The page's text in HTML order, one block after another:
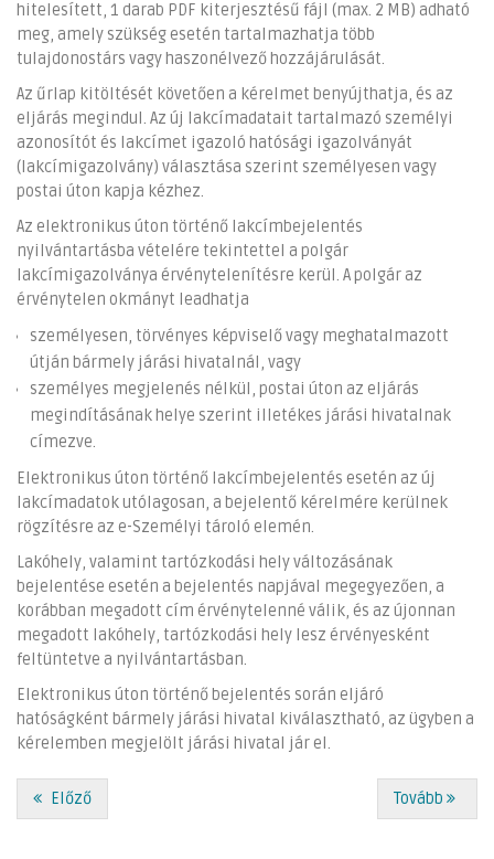
hitelesített, 1 darab PDF kiterjesztésű fájl (max. 2 MB) adható
meg, amely szükség esetén tartalmazhatja több
tulajdonostárs vagy haszonélvező hozzájárulását.
Az űrlap kitöltését követően a kérelmet benyújthatja, és az
eljárás megindul. Az új lakcímadatait tartalmazó személyi
azonosítót és lakcímet igazoló hatósági igazolványát
(lakcímigazolvány) választása szerint személyesen vagy
postai úton kapja kézhez.
Az elektronikus úton történő lakcímbejelentés
nyilvántartásba vételére tekintettel a polgár
lakcímigazolványa érvénytelenítésre kerül. A polgár az
érvénytelen okmányt leadhatja
személyesen, törvényes képviselő vagy meghatalmazott
útján bármely járási hivatalnál, vagy
személyes megjelenés nélkül, postai úton az eljárás
megindításának helye szerint illetékes járási hivatalnak
címezve.
Elektronikus úton történő lakcímbejelentés esetén az új
lakcímadatok utólagosan, a bejelentő kérelmére kerülnek
rögzítésre az e-Személyi tároló elemén.
Lakóhely, valamint tartózkodási hely változásának
bejelentése esetén a bejelentés napjával megegyezően, a
korábban megadott cím érvénytelenné válik, és az újonnan
megadott lakóhely, tartózkodási hely lesz érvényesként
feltüntetve a nyilvántartásban.
Elektronikus úton történő bejelentés során eljáró
hatóságként bármely járási hivatal kiválasztható, az ügyben a
kérelemben megjelölt járási hivatal jár el.
Előző Tovább